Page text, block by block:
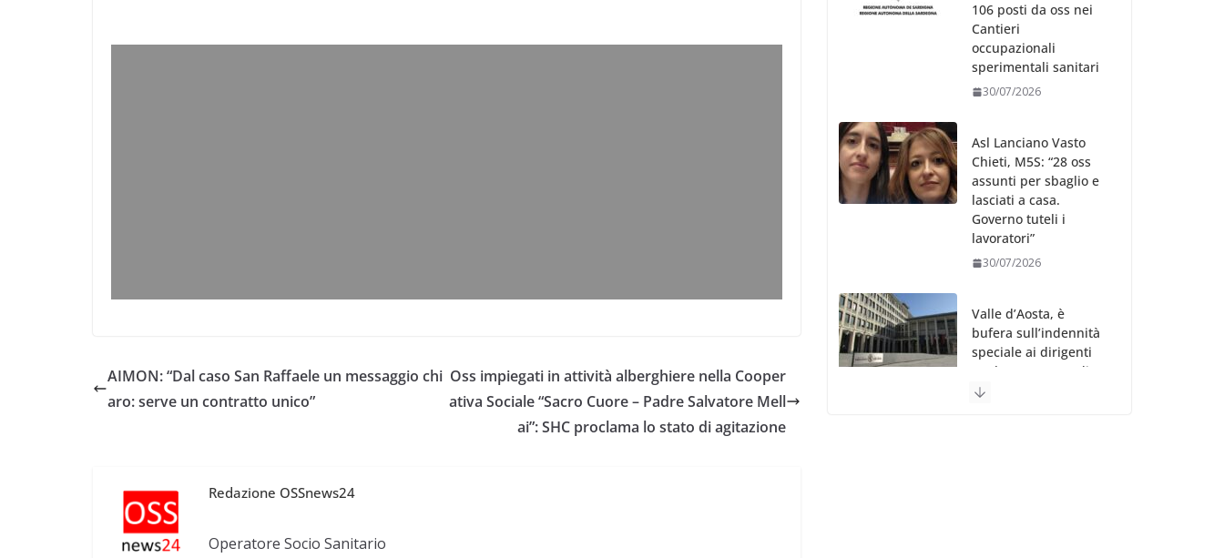
AIMON: “Dal caso San Raffaele un messaggio chi
aro: serve un contratto unico”
Oss impiegati in attività alberghiere nella Cooper
ativa Sociale “Sacro Cuore – Padre Salvatore Mell
ai”: SHC proclama lo stato di agitazione
Redazione OSSnews24
Operatore Socio Sanitario
106 posti da oss nei
Cantieri
occupazionali
sperimentali sanitari
30/07/2026
Asl Lanciano Vasto
Chieti, M5S: “28 oss
assunti per sbaglio e
lasciati a casa.
Governo tuteli i
lavoratori”
30/07/2026
Valle d’Aosta, è
bufera sull’indennità
speciale ai dirigenti
Ausl. Le proteste di
minoranza e